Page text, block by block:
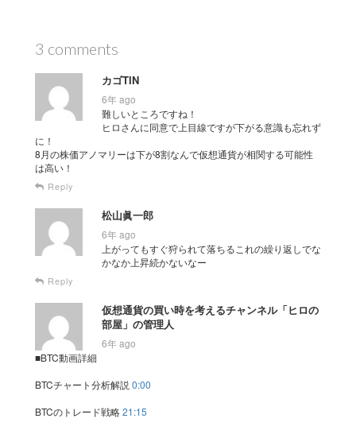
3 comments
カゴTIN
6年 ago
難しいところですね！
ヒロさんに同意で上目線ですが下がる意識も忘れず
に！
8月の株価アノマリーは下が8割なんで仮想通貨が相関する可能性
は高い！
Reply
松山眞一郎
6年 ago
上がってもすぐ狩られて落ちるこれの繰り返しでな
かなか上昇続かないなー
Reply
仮想通貨の買い時を考えるチャンネル「ヒロの
部屋」の管理人
6年 ago
■BTC動画詳細
BTCチャート分析解説 0:00
BTCのトレード戦略21:15